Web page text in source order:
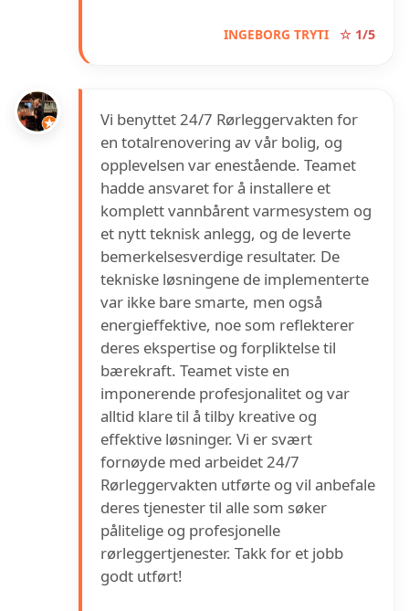
INGEBORG TRYTI ☆ 1/5
Vi benyttet 24/7 Rørleggervakten for
en totalrenovering av vår bolig, og
opplevelsen var enestående. Teamet
hadde ansvaret for å installere et
komplett vannbårent varmesystem og
et nytt teknisk anlegg, og de leverte
bemerkelsesverdige resultater. De
tekniske løsningene de implementerte
var ikke bare smarte, men også
energieffektive, noe som reflekterer
deres ekspertise og forpliktelse til
bærekraft. Teamet viste en
imponerende profesjonalitet og var
alltid klare til å tilby kreative og
effektive løsninger. Vi er svært
fornøyde med arbeidet 24/7
Rørleggervakten utførte og vil anbefale
deres tjenester til alle som søker
pålitelige og profesjonelle
rørleggertjenester. Takk for et jobb
godt utført!